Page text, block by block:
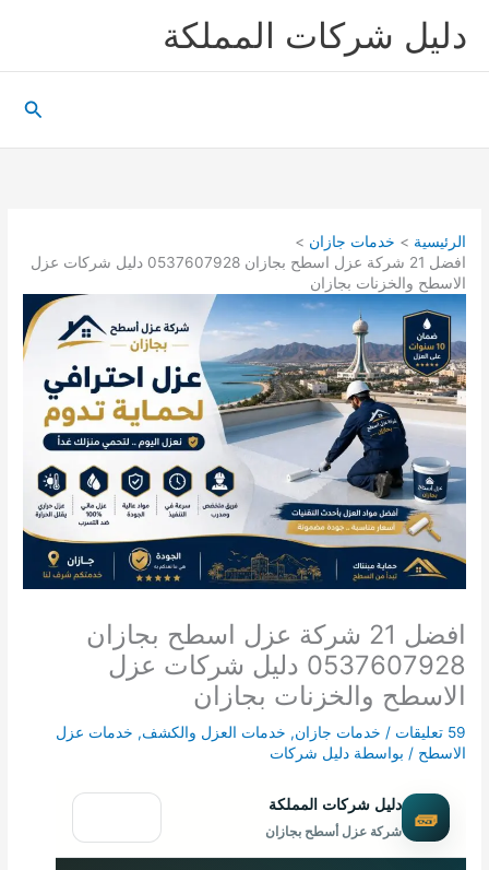
دليل شركات المملكة
الرئيسية
خدمات جازان
افضل 21 شركة عزل اسطح بجازان 0537607928 دليل شركات عزل
الاسطح والخزنات بجازان
افضل 21 شركة عزل اسطح بجازان
0537607928 دليل شركات عزل
الاسطح والخزنات بجازان
59 تعليقات / خدمات جازان, خدمات العزل والكشف, خدمات عزل
الاسطح / بواسطة دليل شركات
🧱 دليل شركات المملكة
شركة عزل أسطح بجازان